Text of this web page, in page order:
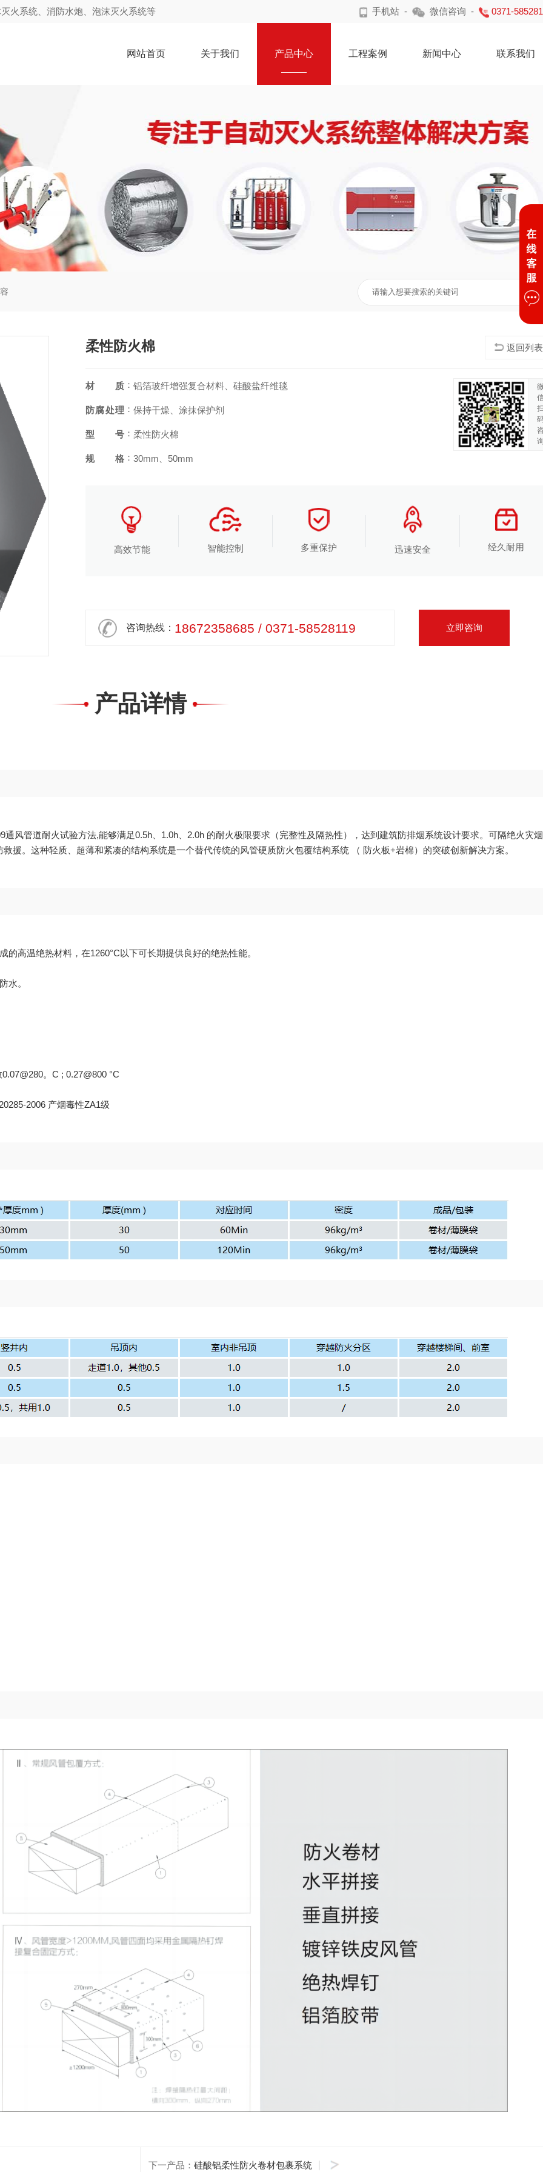
火系统、消防水炮、泡沫灭火系统等 手机站- 微信咨询 - 0371-
网站首页 关于我们 产品中心 工程案例 新闻中心 联系我们
柔性防火棉 返回列表
材质 ：铝箔玻纤增强复合材料、硅酸盐纤维毯
防腐处理 ：保持干燥、涂抹保护剂
型号 ： 柔性防火棉
规格 ： 30mm、50mm
高效节能 智能控制 多重保护 迅速安全 经久耐用
咨询热线： 18672358685 / 0371-58528119 立即咨询
产品详情
管道耐火试验方法,能够满足0.5h、1.0h、2.0h 的耐火极限要求（完整性及隔热性），达到建筑防排烟系统设计要求。可隔绝火灾
援。这种轻质、超薄和紧凑的结构系统是一个替代传统的风管硬质防火包覆结构系统 （ 防火板+岩棉）的突破创新解决方案。
温绝热材料，在1260°C以下可长期提供良好的绝热性能。
水。
。C ; 0.27@800 °C
2006 产烟毒性ZA1级
下一产品： 硅酸铝柔性防火卷材包裹系统
查看更多 查看更多 查看更多